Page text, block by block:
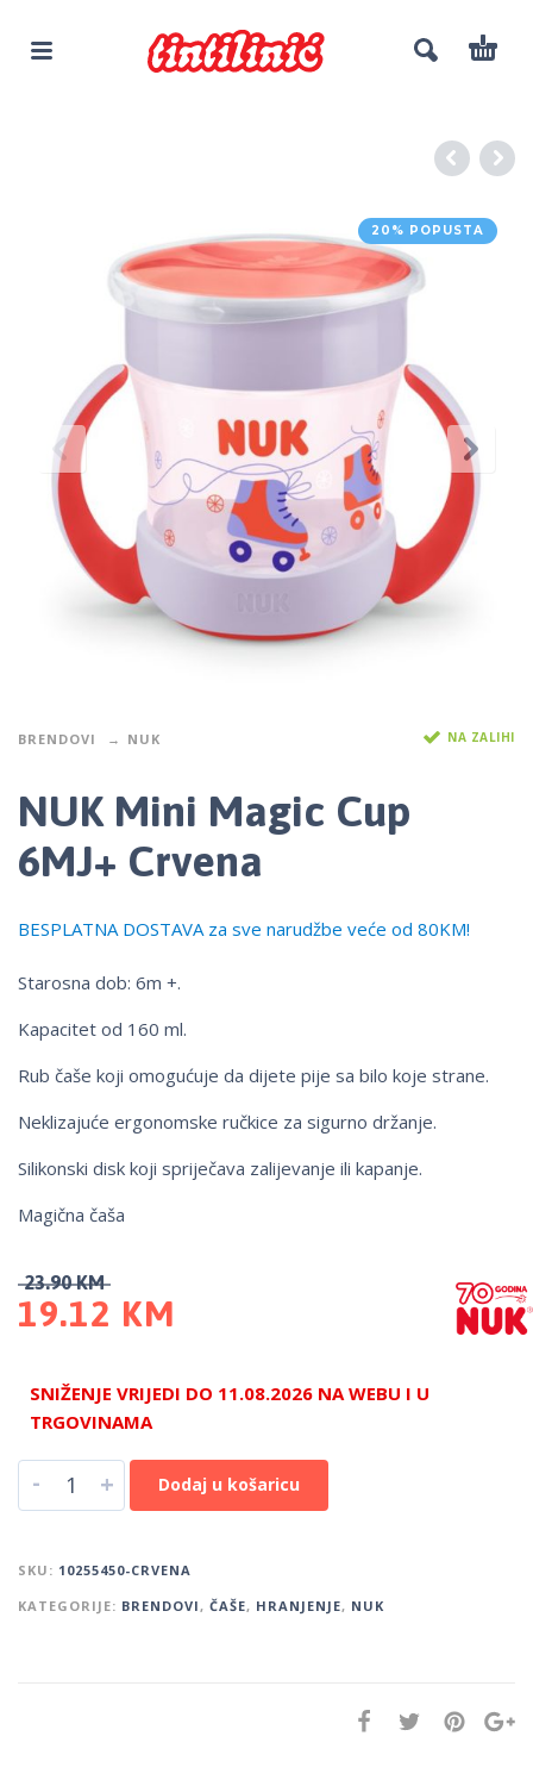
20% POPUSTA
BRENDOVI NUK NA ZALIHI
NUK Mini Magic Cup
6MJ+ Crvena
BESPLATNA DOSTAVA za sve narudžbe veće od 80KM!
Starosna dob: 6m +.
Kapacitet od 160 ml.
Rub čaše koji omogućuje da dijete pije sa bilo koje strane.
Neklizajuće ergonomske ručkice za sigurno držanje.
Silikonski disk koji spriječava zalijevanje ili kapanje.
Magična čaša
23.90KM
19.12 KM
SNIŽENJE VRIJEDI DO 11.08.2026 NA WEBU I U
TRGOVINAMA
- + Dodaj u košaricu
SKU: 10255450-CRVENA
KATEGORIJE: BRENDOVI, ČAŠE, HRANJENJE, NUK